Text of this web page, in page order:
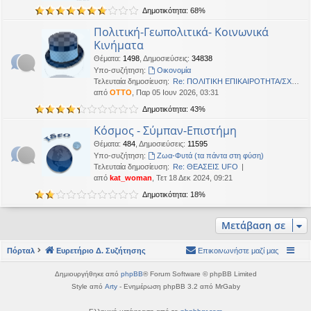
Δημοτικότητα: 68%
Πολιτική-Γεωπολιτικά- Κοινωνικά
Κινήματα
Θέματα: 1498 Δημοσιεύσεις: 34838
Υπο-συζήτηση:
Oικονομία
Τελευταία δημοσίευση: Re: ΠΟΛΙΤΙΚΗ ΕΠΙΚΑΙΡΟΤΗΤΑ/ΣΧΟ…
από OTTO , Παρ 05 Ιουν 2026, 03:31
Δημοτικότητα: 43%
Κόσμος - Σύμπαν-Επιστήμη
Θέματα: 484 Δημοσιεύσεις: 11595
Υπο-συζήτηση:
Ζωα-Φυτά (τα πάντα στη φύση)
Τελευταία δημοσίευση: Re: ΘΕΑΣΕΙΣ UFO
από kat_woman , Τετ 18 Δεκ 2024, 09:21
Δημοτικότητα: 18%
Μετάβαση σε
Πόρταλ Ευρετήριο Δ. Συζήτησης Επικοινωνήστε μαζί μας
Δημιουργήθηκε από phpBB® Forum Software © phpBB Limited
Style από Arty- Ενημέρωση phpBB 3.2 από MrGaby